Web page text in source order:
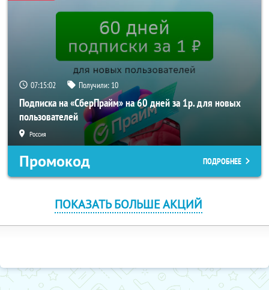
07:15:00 Получили: 10
Подписка на «СберПрайм» на 60 дней за 1р. для новых
пользователей
Россия
Промокод ПОДРОБНЕЕ
ПОКАЗАТЬ БОЛЬШЕ АКЦИЙ